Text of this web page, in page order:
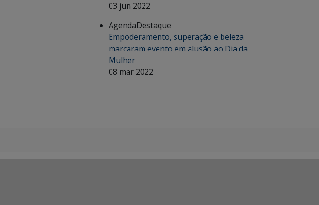
03 jun 2022
AgendaDestaque
Empoderamento, superação e beleza
marcaram evento em alusão ao Dia da
Mulher
08 mar 2022